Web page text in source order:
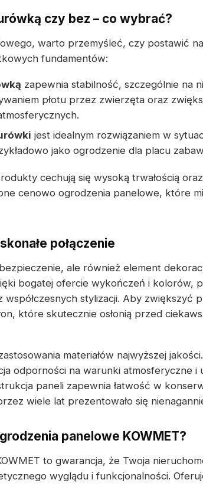
czy bez – co wybrać?
warto przemyśleć, czy postawić
fundamentów:
zapewnia stabilność, szczególnie na
płotu przez zwierzęta oraz
jest idealnym rozwiązaniem w
jako ogrodzenie dla placu
cechują się wysoką trwałością
cenowo ogrodzenia panelowe, które
połączenie
ale również element
bogatej ofercie wykończeń i kolorów,
współczesnych stylizacji. Aby zwiększyć
które skutecznie osłonią przed
materiałów najwyższej
odporności na warunki atmosferyczne i
paneli zapewnia łatwość w
wiele lat prezentowało się
panelowe KOWMET?
to gwarancja, że Twoja
wyglądu i funkcjonalności.